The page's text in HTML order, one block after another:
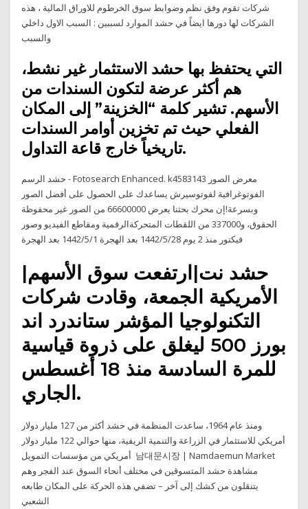
شركات تقوم وفق نظم وضوابط سوق الخرطوم للاوراق المالية ، هذه
الشركات لها دورها ايضاً في حشد الموارد لسببين : السبب الاول داخلي
والسبب
التي يحتفظ بها حشد الاستثمار غير نشط،
هم أكثر عرضة لتكون السندات من
الأسهم. تشير كلمة “الخزينة” إلى المكان
الفعلي حيث تم تخزين أوامر السندات
تاريخياً خارج قاعة التداول.
حشد الرسم - Fotosearch Enhanced. k4583143 معرض الصور
الفوتوغرافية لفوتوسيرش يساعدك على الحصول على أفضل الصور
وبسرعة!إن محرك بحثنا يعرض 66600000 من الصور غير محفوظة
الحقوق، و337000 من اللقطات المتحركةالرقمية ومقاطع الفيديو وصور
فيكتور منذ 2 يوم 28‏‏/5‏‏/1442 بعد الهجرة 1‏‏/5‏‏/1442 بعد الهجرة
|حشد نت|ارتفعت سوق الأسهم
الأمريكية الجمعة، وقادت شركات
التكنولوجيا المؤشر ستاندرد اند
بورز 500 ليغلق على ذروة قياسية
للمرة السادسة منذ 18 أغسطس
الجاري.
ومنذ عام 1964، ساعدت المنظمة في حشد أكثر من 127 مليار دولار
أمريكي للاستثمار في الزراعة والتنمية الريفية، منها حوالي 122 مليار دولار
أمريكي من مؤسسات التمويل 남대문시장 | Namdaemun Market
مشاهدة حشد المتسوقين في مختلف أنحاء السوق عند الفجر وهم
يتنقلون من كشك إلى آخر – تضفي هذه الحركة على المكان طابعه